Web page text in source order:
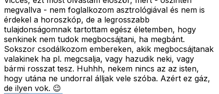
megvallva - nem foglalkozom asztrológiával és nem is
érdekel a horoszkóp, de a legrosszabb
tulajdonságomnak tartottam egész életemben, hogy
senkinek nem tudok megbocsájtani, ha megbánt.
Sokszor csodálkozom embereken, akik megbocsájtanak
valakinek ha pl. megcsalja, vagy hazudik neki, vagy
bármi rosszat tesz. Huhhh, nekem nincs az az isten,
hogy utána ne undorral álljak vele szóba. Azért ez gáz,
de ilyen vok. 😉